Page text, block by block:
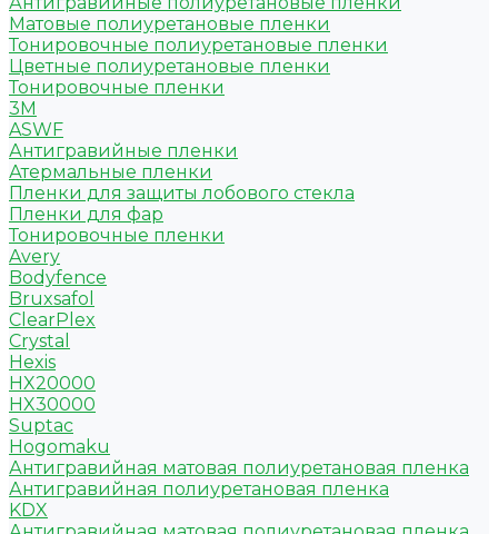
Матовые полиуретановые пленки
Тонировочные полиуретановые пленки
Цветные полиуретановые пленки
Тонировочные пленки
3M
ASWF
Антигравийные пленки
Атермальные пленки
Пленки для защиты лобового стекла
Пленки для фар
Тонировочные пленки
Avery
Bodyfence
Bruxsafol
ClearPlex
Crystal
Hexis
HX20000
HX30000
Suptac
Hogomaku
Антигравийная матовая полиуретановая пленка
Антигравийная полиуретановая пленка
KDX